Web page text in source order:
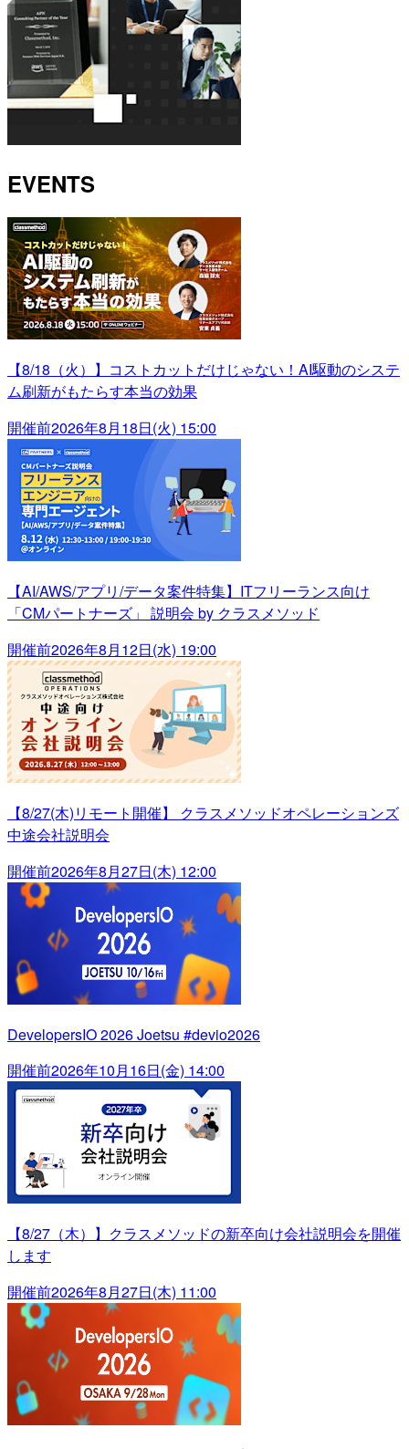
EVENTS
【8/18（火）】コストカットだけじゃない！AI駆動のシステ
ム刷新がもたらす本当の効果
開催前2026年8月18日(火) 15:00
【AI/AWS/アプリ/データ案件特集】ITフリーランス向け
「CMパートナーズ」 説明会 by クラスメソッド
開催前2026年8月12日(水) 19:00
【8/27(木)リモート開催】 クラスメソッドオペレーションズ
中途会社説明会
開催前2026年8月27日(木) 12:00
DevelopersIO 2026 Joetsu #devio2026
開催前2026年10月16日(金) 14:00
【8/27（木）】クラスメソッドの新卒向け会社説明会を開催
します
開催前2026年8月27日(木) 11:00